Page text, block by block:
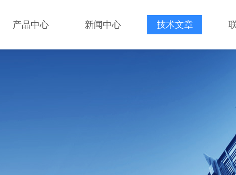
产品中心 新闻中心 技术文章